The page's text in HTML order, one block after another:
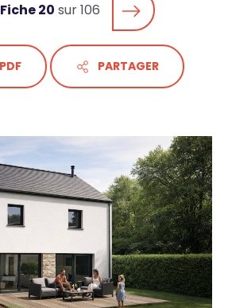
Fiche 20 sur 106
PARTAGER